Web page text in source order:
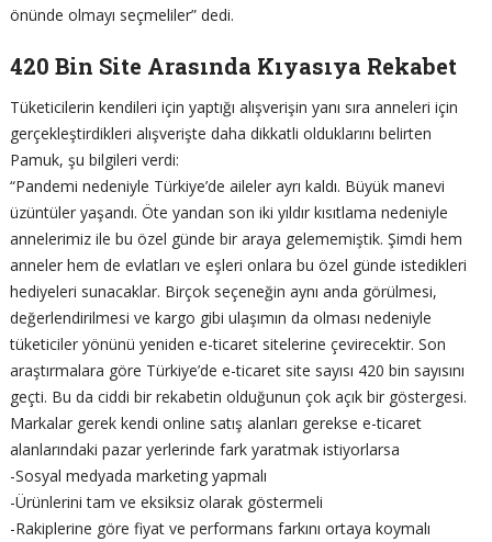
önünde olmayı seçmeliler” dedi.
420 Bin Site Arasında Kıyasıya Rekabet
Tüketicilerin kendileri için yaptığı alışverişin yanı sıra anneleri için
gerçekleştirdikleri alışverişte daha dikkatli olduklarını belirten
Pamuk, şu bilgileri verdi:
“Pandemi nedeniyle Türkiye’de aileler ayrı kaldı. Büyük manevi
üzüntüler yaşandı. Öte yandan son iki yıldır kısıtlama nedeniyle
annelerimiz ile bu özel günde bir araya gelememiştik. Şimdi hem
anneler hem de evlatları ve eşleri onlara bu özel günde istedikleri
hediyeleri sunacaklar. Birçok seçeneğin aynı anda görülmesi,
değerlendirilmesi ve kargo gibi ulaşımın da olması nedeniyle
tüketiciler yönünü yeniden e-ticaret sitelerine çevirecektir. Son
araştırmalara göre Türkiye’de e-ticaret site sayısı 420 bin sayısını
geçti. Bu da ciddi bir rekabetin olduğunun çok açık bir göstergesi.
Markalar gerek kendi online satış alanları gerekse e-ticaret
alanlarındaki pazar yerlerinde fark yaratmak istiyorlarsa
-Sosyal medyada marketing yapmalı
-Ürünlerini tam ve eksiksiz olarak göstermeli
-Rakiplerine göre fiyat ve performans farkını ortaya koymalı